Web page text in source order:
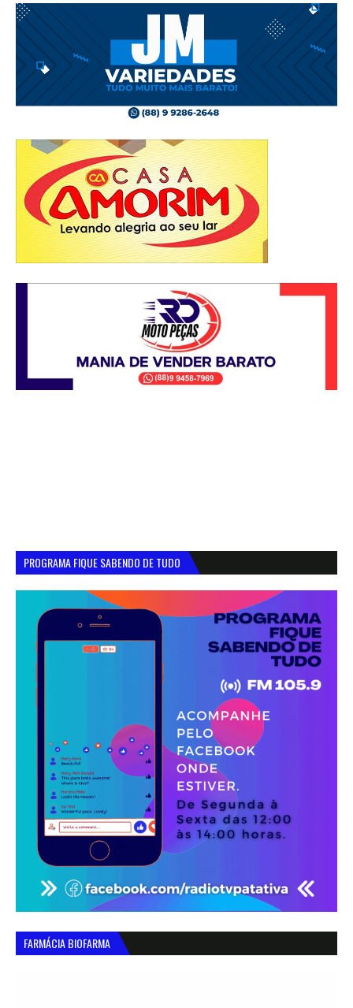
PROGRAMA FIQUE SABENDO DE TUDO
FARMÁCIA BIOFARMA